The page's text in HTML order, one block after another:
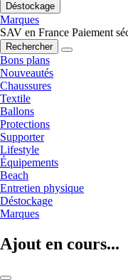
Déstockage
Marques
SAV en France Paiement
Rechercher
Bons plans
Nouveautés
Chaussures
Textile
Ballons
Protections
Supporter
Lifestyle
Équipements
Beach
Entretien physique
Déstockage
Marques
Ajout en cours...